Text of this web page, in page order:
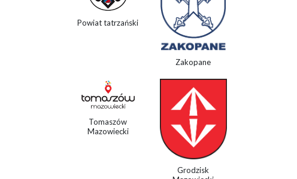
Powiat tatrzański
Zakopane
Tomaszów
Mazowiecki
Grodzisk